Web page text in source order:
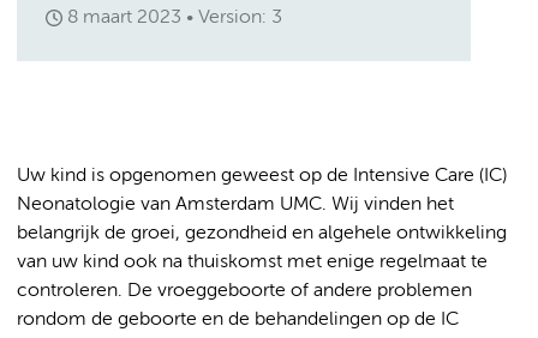
8 maart 2023 Version: 3
Uw kind is opgenomen geweest op de Intensive Care (IC)
Neonatologie van Amsterdam UMC. Wij vinden het
belangrijk de groei, gezondheid en algehele ontwikkeling
van uw kind ook na thuiskomst met enige regelmaat te
controleren. De vroeggeboorte of andere problemen
rondom de geboorte en de behandelingen op de IC